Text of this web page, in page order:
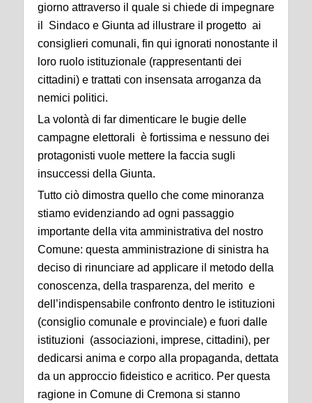
giorno attraverso il quale si chiede di impegnare
il Sindaco e Giunta ad illustrare il progetto ai
consiglieri comunali, fin qui ignorati nonostante il
loro ruolo istituzionale (rappresentanti dei
cittadini) e trattati con insensata arroganza da
nemici politici.
La volontà di far dimenticare le bugie delle
campagne elettorali è fortissima e nessuno dei
protagonisti vuole mettere la faccia sugli
insuccessi della Giunta.
Tutto ciò dimostra quello che come minoranza
stiamo evidenziando ad ogni passaggio
importante della vita amministrativa del nostro
Comune: questa amministrazione di sinistra ha
deciso di rinunciare ad applicare il metodo della
conoscenza, della trasparenza, del merito e
dell’indispensabile confronto dentro le istituzioni
(consiglio comunale e provinciale) e fuori dalle
istituzioni (associazioni, imprese, cittadini), per
dedicarsi anima e corpo alla propaganda, dettata
da un approccio fideistico e acritico. Per questa
ragione in Comune di Cremona si stanno